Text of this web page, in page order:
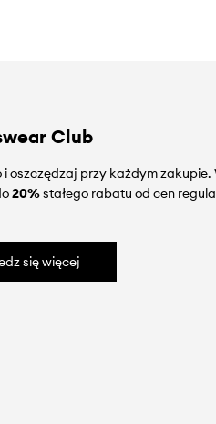
Club
i oszczędzaj przy każdym zakupie.
20%stałego rabatu od cen
się więcej